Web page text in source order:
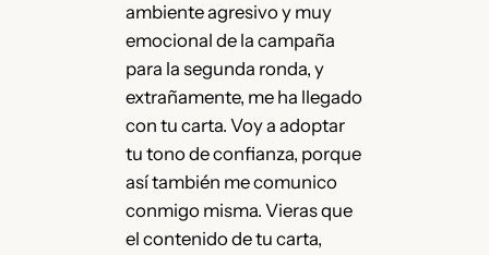
ambiente agresivo y muy
emocional de la campaña
para la segunda ronda, y
extrañamente, me ha llegado
con tu carta. Voy a adoptar
tu tono de confianza, porque
así también me comunico
conmigo misma. Vieras que
el contenido de tu carta,